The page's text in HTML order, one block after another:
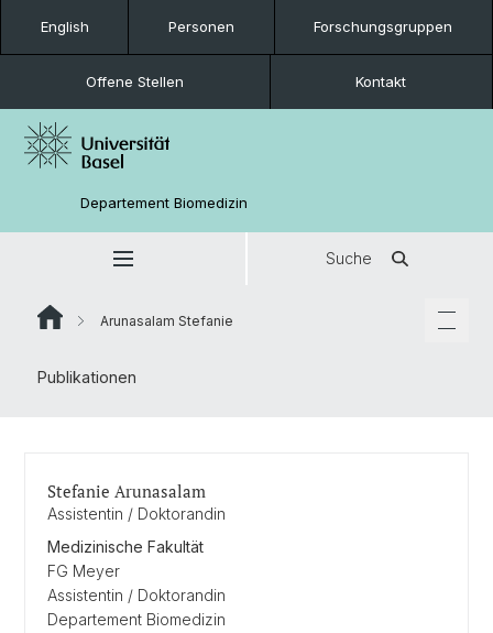
English Personen Forschungsgruppen
Offene Stellen Kontakt
Departement Biomedizin
Suche
Arunasalam Stefanie
Publikationen
Stefanie Arunasalam
Assistentin / Doktorandin
Medizinische Fakultät
FG Meyer
Assistentin / Doktorandin
Departement Biomedizin